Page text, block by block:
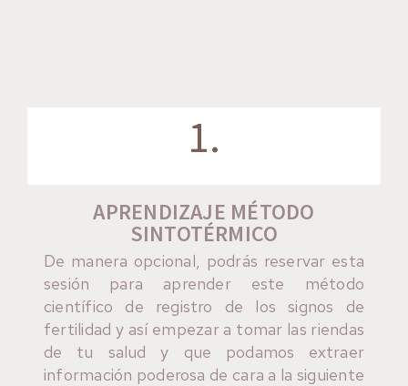
1.
APRENDIZAJE MÉTODO
SINTOTÉRMICO
De manera opcional, podrás reservar esta
sesión para aprender este método
científico de registro de los signos de
fertilidad y así empezar a tomar las riendas
de tu salud y que podamos extraer
información poderosa de cara a la siguiente